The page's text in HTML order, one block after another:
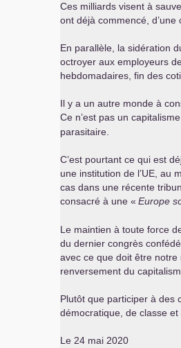
Ces milliards visent à
ont déjà commencé, d’une
En parallèle, la sidération
octroyer aux employeurs
hebdomadaires, fin des
Il y a un autre monde à
Ce n’est pas un
parasitaire.
C’est pourtant ce qui est
une institution de l’UE , au
cas dans une récente
consacré à une « Europe
Le maintien à toute force
du dernier congrès
avec ce que doit être notre
renversement du
Plutôt que participer à des
démocratique, de classe et
Le 24 mai 2020